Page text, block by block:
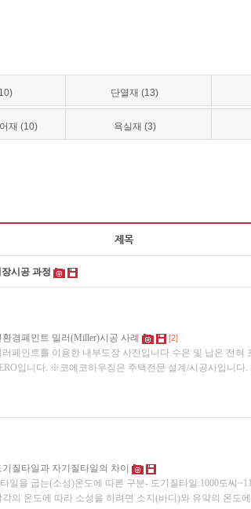
단열재 (13)
재 (10) 욕실재 (3)
시공 과정
환경페인트 밀러(Miller)시공 사례 [2]
러페인트를 이용한 내부도장 사진입니다.수은 및 납은 전혀
입니다. ※코에코하우징은 주택전문 설계/시공사입니다.
기질타일과 자기질타일의 차이
일을 굽는(소성)온도에 따른 구분- 도기질타일:1000도씨
각의 온도에 따라 소성을 하려면 소지(바디)와 유약의 온도